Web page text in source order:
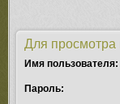
Для
Имя пользователя:
Пароль: